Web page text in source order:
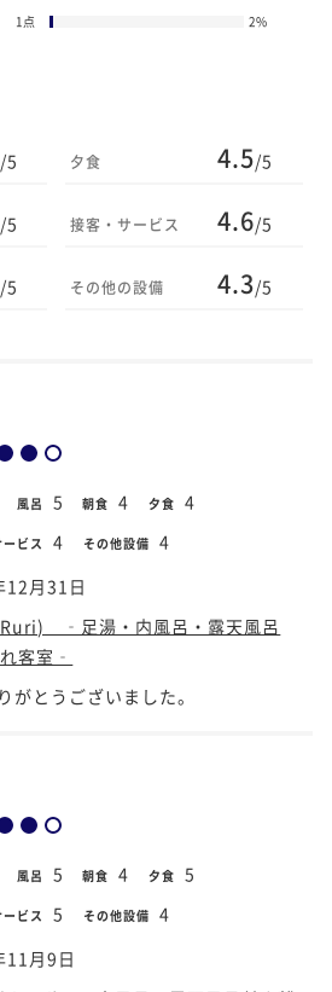
1点
2%
/5
/5
/5
夕食 4.5/5
接客・サービス 4.6/5
その他の設備 4.3/5
風呂 5 朝食 4 夕食 4
ビス 4 その他設備 4
12月31日
‐足湯・内風呂・露天風呂
客室‐
がとうございました。
風呂 5 朝食 4 夕食 5
ビス 5 その他設備 4
11月9日